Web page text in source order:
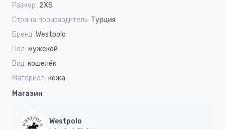
Размер: 2XS
Страна производитель: Турция
Бренд: Westpolo
Пол: мужской
Вид: кошелёк
Материал: кожа
Магазин
Westpolo